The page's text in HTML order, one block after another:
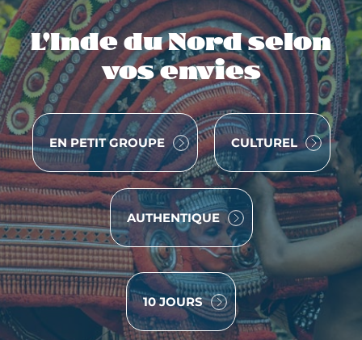
L'Inde du Nord selon
vos envies
VOYAGE
EN PETIT GROUPE VOYAGE
CULTUREL
VOYAGE
AUTHENTIQUE
10 JOURS